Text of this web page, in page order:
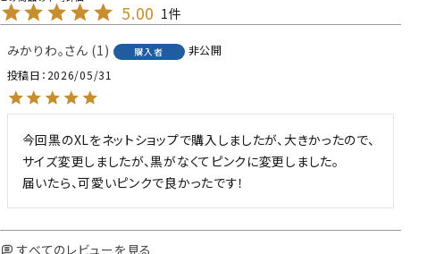
5.00 1
みかりわ。 1 購入者
非公開
投稿日 2026/05/31
今回黒のXLをネットショップで購入しましたが、大きかったので、
サイズ変更しましたが、黒がなくてピンクに変更しました。
届いたら、可愛いピンクで良かったです！
すべてのレビューを見る